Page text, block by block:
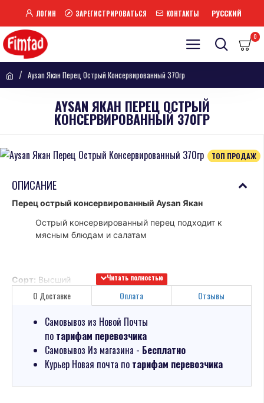
ЛОГИН ЗАРЕГИСТРИРОВАТЬСЯ КОНТАКТЫ РУССКИЙ
0
Aysan Якан Перец Острый Консервированный 370гр
AYSAN ЯКАН ПЕРЕЦ ОСТРЫЙ
КОНСЕРВИРОВАННЫЙ 370ГР
ТОП ПРОДАЖ
ОПИСАНИЕ
Перец острый консервированный Aysan Якан
Острый консервированный перец подходит к
мясным блюдам и салатам
Сорт: Высший
Состав:Перец якан, вода, соль, регулятор кислотности
Пищевая/энергетическая ценность на 100 г продукта:
кдж / 16 ккал, Жиры — 0 г, углеводы — 3 г, белки — 1 г.
О Доставке Оплата Отзывы
Самовывоз из Новой Почты
по тарифам перевозчика
Самовывоз Из магазина - Бесплатно
Курьер Новая почта по тарифам перевозчика